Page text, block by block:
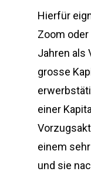
Hierfür
Zoom
Jahren als
grosse
einer
einem
und sie